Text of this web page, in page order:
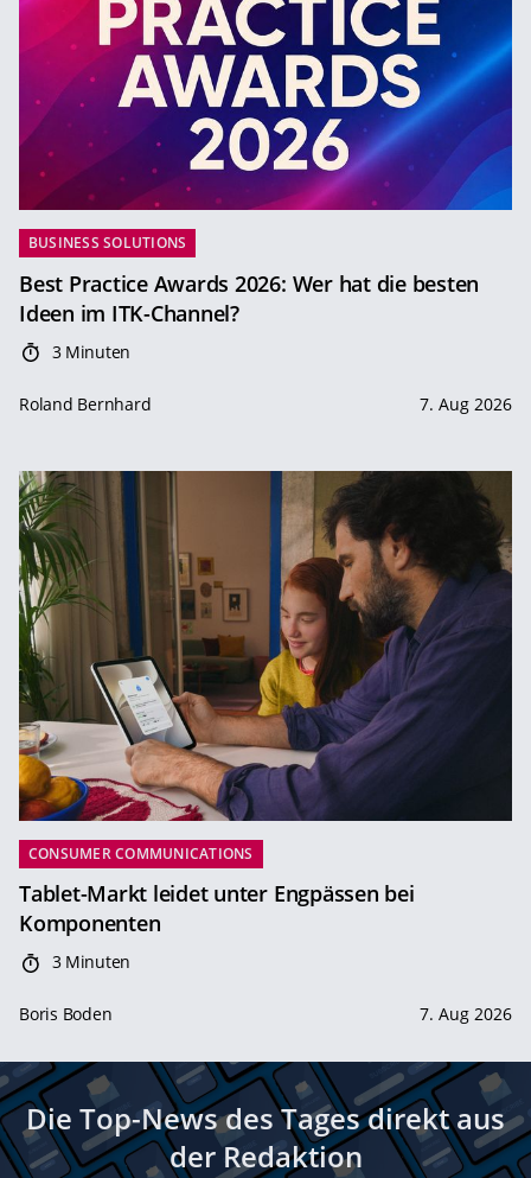
BUSINESS SOLUTIONS
Best Practice Awards 2026: Wer hat die besten
Ideen im ITK-Channel?
3 Minuten
Roland Bernhard 7. Aug 2026
CONSUMER COMMUNICATIONS
Tablet-Markt leidet unter Engpässen bei
Komponenten
3 Minuten
Boris Boden 7. Aug 2026
Die Top-News des Tages direkt aus
der Redaktion